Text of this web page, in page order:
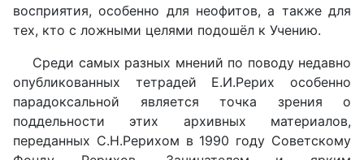
восприятия, особенно для неофитов, а также для
тех, кто с ложными целями подошёл к Учению.
Среди самых разных мнений по поводу недавно
опубликованных тетрадей Е.И.Рерих особенно
парадоксальной является точка зрения о
поддельности этих архивных материалов,
переданных С.Н.Рерихом в 1990 году Советскому